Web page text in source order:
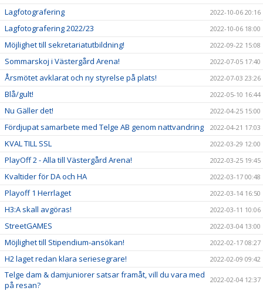
Lagfotografering
2022-10-06 20:16
Lagfotografering 2022/23 2022-10-06 18:00
Möjlighet till sekretariatutbildning! 2022-09-22 15:08
Sommarskoj i Västergård Arena! 2022-07-05 17:40
Årsmötet avklarat och ny styrelse på plats! 2022-07-03 23:26
Blå/gult! 2022-05-10 16:44
Nu Gäller det! 2022-04-25 15:00
Fördjupat samarbete med Telge AB genom nattvandring 2022-04-21 17:03
KVAL TILL SSL 2022-03-29 12:00
PlayOff 2 - Alla till Västergård Arena! 2022-03-25 19:45
Kvaltider för DA och HA 2022-03-17 00:48
Playoff 1 Herrlaget 2022-03-14 16:50
H3:A skall avgöras! 2022-03-11 10:06
StreetGAMES 2022-03-04 13:00
Möjlighet till Stipendium-ansökan! 2022-02-17 08:27
H2 laget redan klara seriesegrare! 2022-02-09 09:42
Telge dam & damjuniorer satsar framåt, vill du vara med
på resan?
2022-02-04 12:37